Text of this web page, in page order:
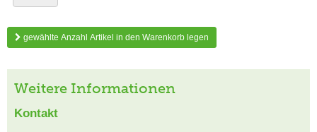
gewählte Anzahl Artikel in den Warenkorb legen
Weitere Informationen
Kontakt